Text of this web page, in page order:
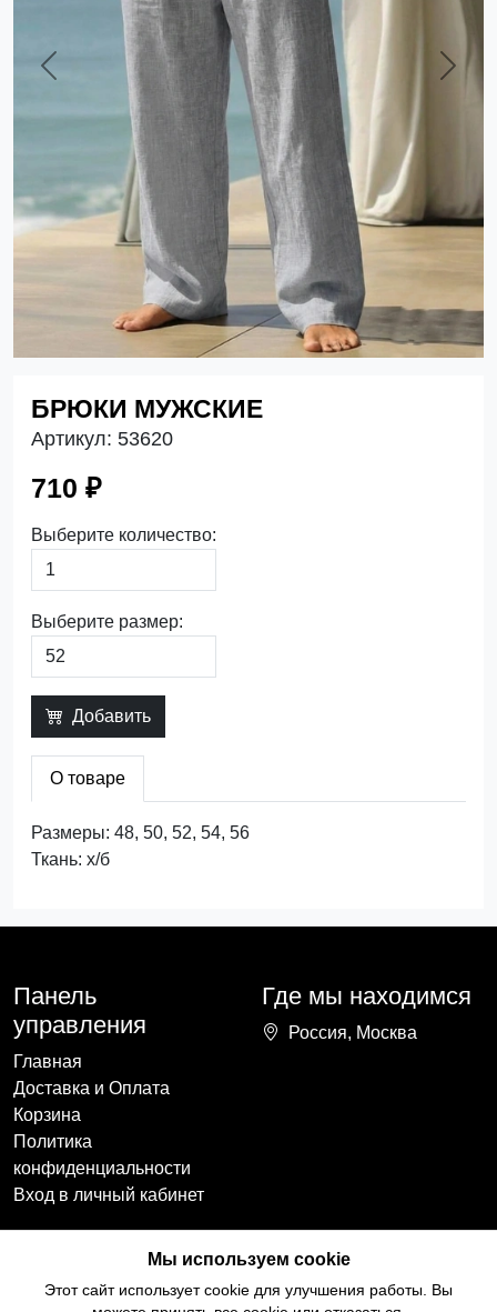
Previous Next
БРЮКИ МУЖСКИЕ
Артикул: 53620
710 ₽
Выберите количество:
Выберите размер:
Добавить
О товаре
Размеры: 48, 50, 52, 54, 56
Ткань: х/б
Панель
управления
Главная
Доставка и Оплата
Корзина
Политика
конфиденциальности
Вход в личный кабинет
Где мы находимся
Россия, Москва
Наши контакты
ccozy@yandex.ru
Мы в социальных
сетях
Мы используем cookie
Этот сайт использует cookie для улучшения работы. Вы